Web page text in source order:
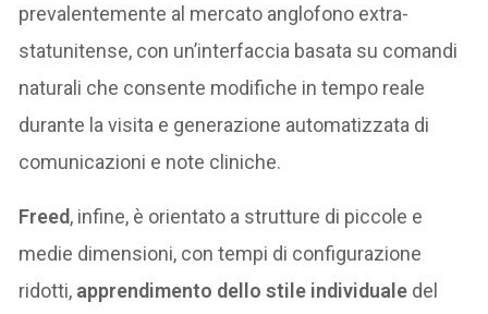
prevalentemente al mercato anglofono extra-
statunitense, con un’interfaccia basata su comandi
naturali che consente modifiche in tempo reale
durante la visita e generazione automatizzata di
comunicazioni e note cliniche.
Freed, infine, è orientato a strutture di piccole e
medie dimensioni, con tempi di configurazione
ridotti, apprendimento dello stile individuale del